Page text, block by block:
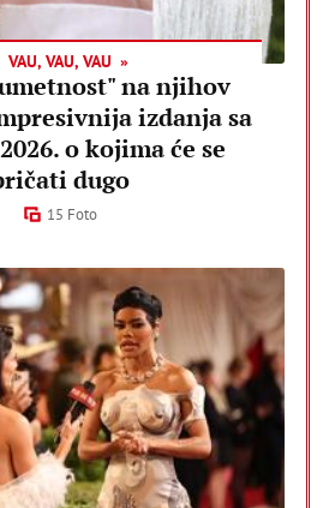
VAU, VAU, VAU
na njihov
izdanja sa
o kojima će se
dugo
15 Foto